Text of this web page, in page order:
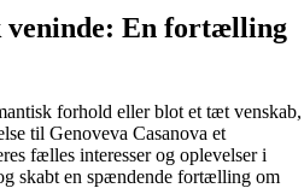
veninde: En fortælling
forhold eller blot et tæt venskab,
til Genoveva Casanova et
fælles interesser og oplevelser i
skabt en spændende fortælling om